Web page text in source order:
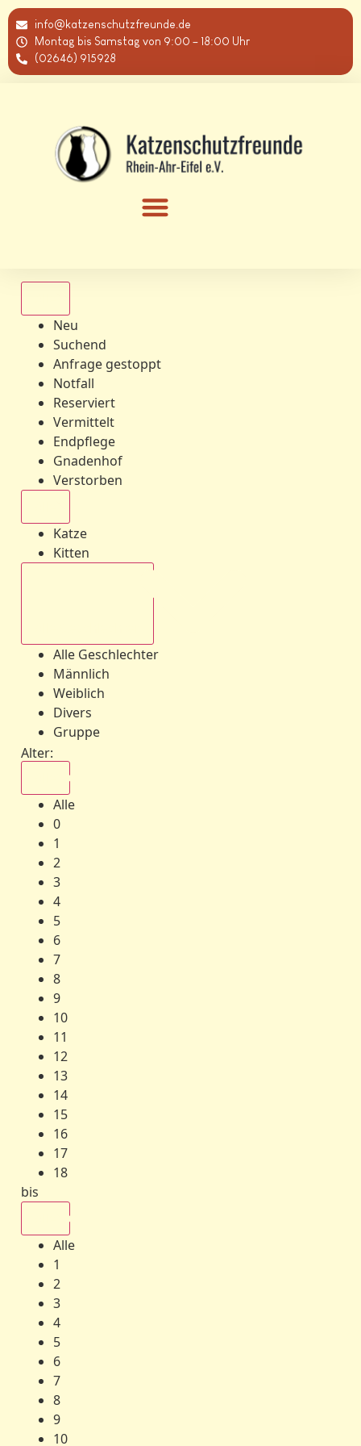
info@katzenschutzfreunde.de
Montag bis Samstag von 9:00 – 18:00 Uhr
(02646) 915928
Neu
Suchend
Anfrage gestoppt
Notfall
Reserviert
Vermittelt
Endpflege
Gnadenhof
Verstorben
Katze
Kitten
Alle Geschlechter
Männlich
Weiblich
Divers
Gruppe
Alter:
Alle
0
1
2
3
4
5
6
7
8
9
10
11
12
13
14
15
16
17
18
bis
Alle
1
2
3
4
5
6
7
8
9
10